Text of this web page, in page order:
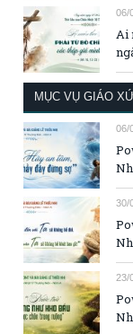
06/
Ai
MỤC VỤ GIÁO
06/
30/
23/